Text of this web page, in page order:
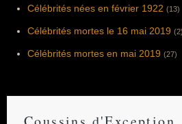
Célébrités nées en février 1922 (13)
Célébrités mortes le 16 mai 2019 (2)
Célébrités mortes en mai 2019 (27)